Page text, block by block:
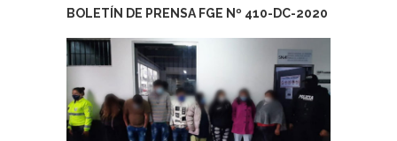
BOLETÍN DE PRENSA FGE Nº 410-DC-2020